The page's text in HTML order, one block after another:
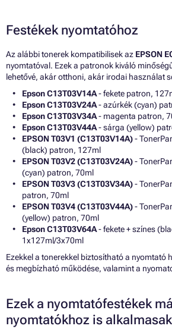
Festékek nyomtatóhoz
Az alábbi tonerek kompatibilisek az EPSON
nyomtatóval. Ezek a patronok kiváló
lehetővé, akár otthoni, akár irodai használat
Epson C13T03V14A- fekete patron,
Epson C13T03V24A- azúrkék (cyan)
Epson C13T03V34A- magenta patron,
Epson C13T03V44A- sárga (yellow)
EPSON T03V1 (C13T03V14A)-
(black) patron, 127ml
EPSON T03V2 (C13T03V24A)-
(cyan) patron, 70ml
EPSON T03V3 (C13T03V34A)-
patron, 70ml
EPSON T03V4 (C13T03V44A)-
(yellow) patron, 70ml
Epson C13T03V64A- fekete + színes
1x127ml/3x70ml
Ezekkel a tonerekkel biztosítható a nyomtató
és megbízható működése, valamint a
Ezek a nyomtatófestékek
nyomtatókhoz is alkalmasak